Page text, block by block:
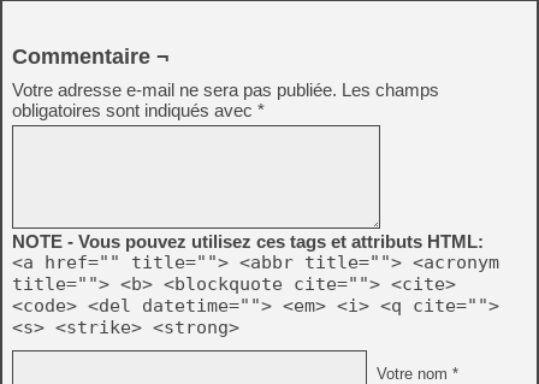
Commentaire ¬
Votre adresse e-mail ne sera pas publiée. Les champs
obligatoires sont indiqués avec *
NOTE - Vous pouvez utilisez ces tags et attributs HTML:
<a href="" title=""> <abbr title=""> <acronym
title=""> <b> <blockquote cite=""> <cite>
<code> <del datetime=""> <em> <i> <q cite="">
<s> <strike> <strong>
Votre nom *